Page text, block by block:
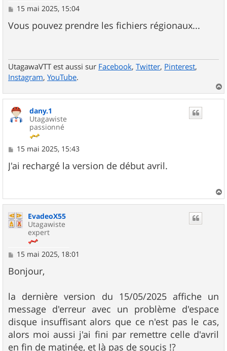
M
s
s
15 mai 2025, 15:04
Vous pouvez prendre les fichiers régionaux...
UtagawaVTT est aussi sur Facebook, Twitter, Pinterest,
Instagram, YouTube.
a
dany.1
Utagawiste
passionné
M
s
s
e
15 mai 2025, 15:43
J'ai rechargé la version de début avril.
a
EvadeoX55
Utagawiste
expert
M
s
s
g
e
15 mai 2025, 18:01
Bonjour,
la dernière version du 15/05/2025 affiche un
message d'erreur avec un problème d'espace
disque insuffisant alors que ce n'est pas le cas,
alors moi aussi j'ai fini par remettre celle d'avril
en fin de matinée, et là pas de soucis !?